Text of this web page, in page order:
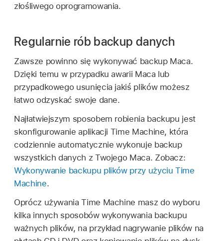
złośliwego oprogramowania.
Regularnie rób backup danych
Zawsze powinno się wykonywać backup Maca.
Dzięki temu w przypadku awarii Maca lub
przypadkowego usunięcia jakiś plików możesz
łatwo odzyskać swoje dane.
Najłatwiejszym sposobem robienia backupu jest
skonfigurowanie aplikacji Time Machine, która
codziennie automatycznie wykonuje backup
wszystkich danych z Twojego Maca. Zobacz:
Wykonywanie backupu plików przy użyciu Time
Machine.
Oprócz używania Time Machine masz do wyboru
kilka innych sposobów wykonywania backupu
ważnych plików, na przykład nagrywanie plików na